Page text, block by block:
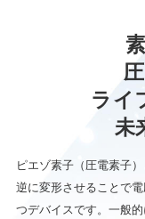
ライ
未
ピエゾ素子（圧電素子
逆に変形させることで
つデバイスです。一般